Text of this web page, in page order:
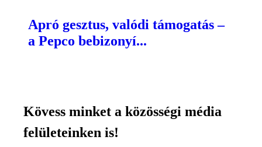
Apró gesztus, valódi támogatás –
a Pepco bebizonyí...
Kövess minket a közösségi média
felületeinken is!